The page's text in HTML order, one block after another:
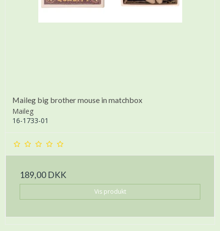
Maileg big brother mouse in matchbox
Maileg
16-1733-01
189,00 DKK
Vis produkt